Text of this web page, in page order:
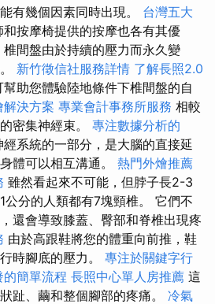
有幾個因素同時出現。 台灣五大
和按摩椅提供的按摩也各有其優
間盤由於持續的壓力而永久變
新竹徵信社服務詳情 了解長照2.0
助您體驗陸地條件下椎間盤的自
解決方案 專業會計事務所服務 相較
密集神經束。 專注數據分析的
經系統的一部分，是大腦的直接延
體可以相互溝通。 熱門外燴推薦
雖然看起來不可能，但脖子長2-3
公分的人類都有7塊頸椎。 它們不
還會導致膝蓋、臀部和脊椎出現疼
由於高跟鞋將您的體重向前推，鞋
時腳底的壓力。 專注於關鍵字行
簡單流程 長照中心單人房推薦 這
趾、繭和整個腳部的疼痛。 冷氣